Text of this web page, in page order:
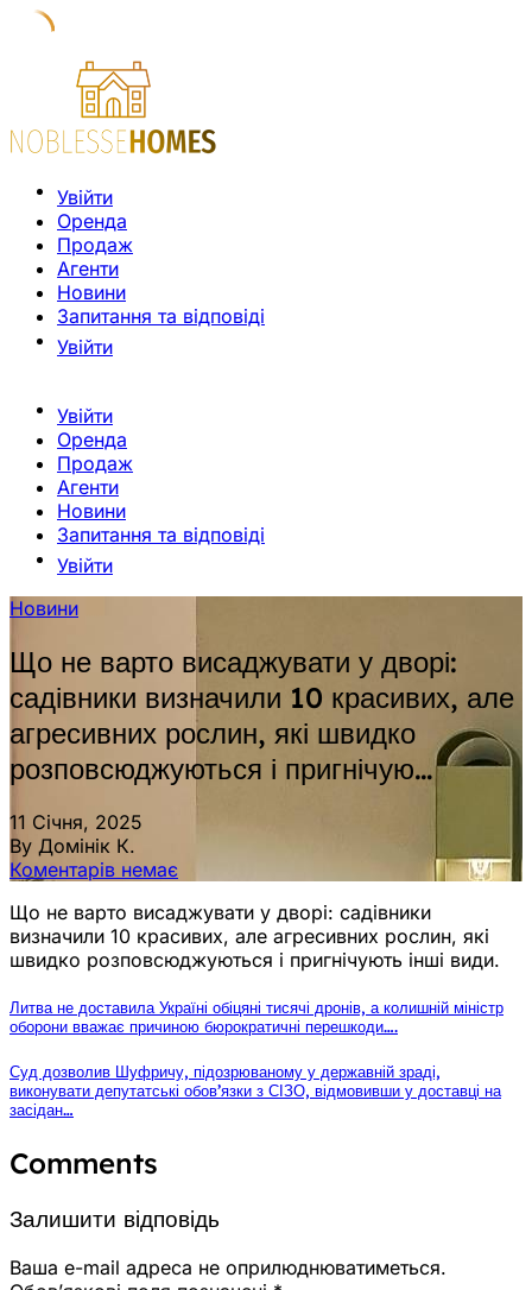
Увійти
Оренда
Продаж
Агенти
Новини
Запитання та відповіді
Увійти
Увійти
Оренда
Продаж
Агенти
Новини
Запитання та відповіді
Увійти
Новини
Що не варто висаджувати у дворі:
садівники визначили 10 красивих, але
агресивних рослин, які швидко
розповсюджуються і пригнічую…
11 Січня, 2025
By Домінік К.
Коментарів немає
Що не варто висаджувати у дворі: садівники
визначили 10 красивих, але агресивних рослин, які
швидко розповсюджуються і пригнічують інші види.
Литва не доставила Україні обіцяні тисячі дронів, а колишній міністр
оборони вважає причиною бюрократичні перешкоди….
Суд дозволив Шуфричу, підозрюваному у державній зраді,
виконувати депутатські обов’язки з СІЗО, відмовивши у доставці на
засідан…
Comments
Залишити відповідь
Ваша e-mail адреса не оприлюднюватиметься.